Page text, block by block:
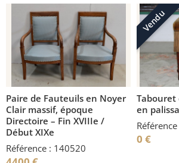
Paire de Fauteuils en Noyer
Clair massif, époque
Directoire – Fin XVIIIe /
Début XIXe
Référence : 140520
Vendu
Tabouret
en
0 €